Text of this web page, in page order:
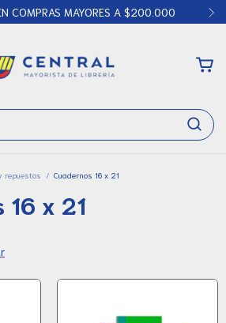
COMPRAS MAYORES A $200.000
repuestos / Cuadernos 16 x 21
16 x 21